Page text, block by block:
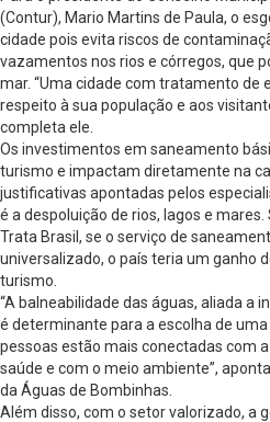
(Contur), Mario Martins de Paula, o
cidade pois evita riscos de
vazamentos nos rios e córregos, que
mar. “Uma cidade com tratamento de
respeito à sua população e aos
completa ele.
Os investimentos em saneamento
turismo e impactam diretamente na
justificativas apontadas pelos
é a despoluição de rios, lagos e
Trata Brasil, se o serviço de
universalizado, o país teria um ganho
turismo.
“A balneabilidade das águas, aliada a
é determinante para a escolha de
pessoas estão mais conectadas com
saúde e com o meio ambiente”,
da Águas de Bombinhas.
Além disso, com o setor valorizado, a